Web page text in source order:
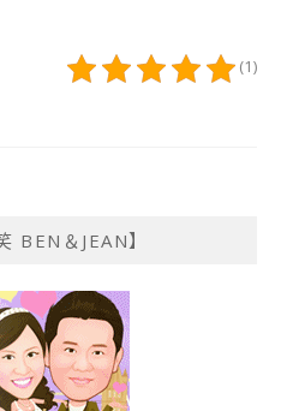
(1)
BEN＆JEAN】